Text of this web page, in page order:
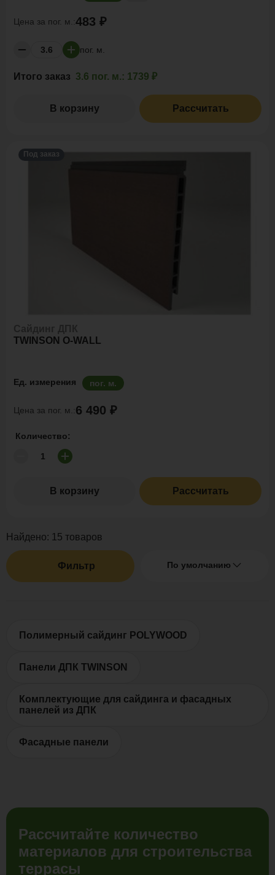
Найдено: 15 товаров
Фильтр По умолчанию
Цена за пог. м.:483 ₽
пог. м.
Итого заказ 3.6 пог. м.: 1739 ₽
В корзину Рассчитать
Под заказ
TWINSON O-WALL
Ед. измерения пог. м.
Цена за пог. м.:6 490 ₽
Количество:
В корзину Рассчитать
Полимерный сайдинг POLYWOOD
Панели ДПК TWINSON
Комплектующие для сайдинга и фасадных
панелей из ДПК
Фасадные панели
Рассчитайте количество
материалов для строительства
террасы